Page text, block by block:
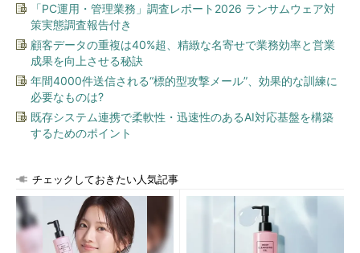
す。既にある基盤へデータを格納し、もしリソースが足りなけれ
ば、その分のサーバを追加するだけでいい、という考え方ができ
ます。インフラの構築コストも掛からないため、非常に費用対効
果が高くなります。
先ほどの例の続きで言うと、
ベースとしたBIツールを用いたダッシュボードを用意する」が第
2プロジェクトの候補として推奨されます。このテーマならば、
インフラの追加投資がほとんど必要ありません。
この他のプロジェクトとしては、社内のデータベースからデー
タを新たにロードして 「バッチ集計によるKPIの項目を増やす」
なども取り掛かりやすいテーマです。新規のデータは増えます
「PC運用・管理業務」調査レポート2026 ランサムウェア対
策実態調査報告付き
顧客データの重複は40%超、精緻な名寄せで業務効率と営業
成果を向上させる秘訣
年間4000件送信される“標的型攻撃メール”、効果的な訓練に
必要なものは?
既存システム連携で柔軟性・迅速性のあるAI対応基盤を構築
するためのポイント
チェックしておきたい人気記事